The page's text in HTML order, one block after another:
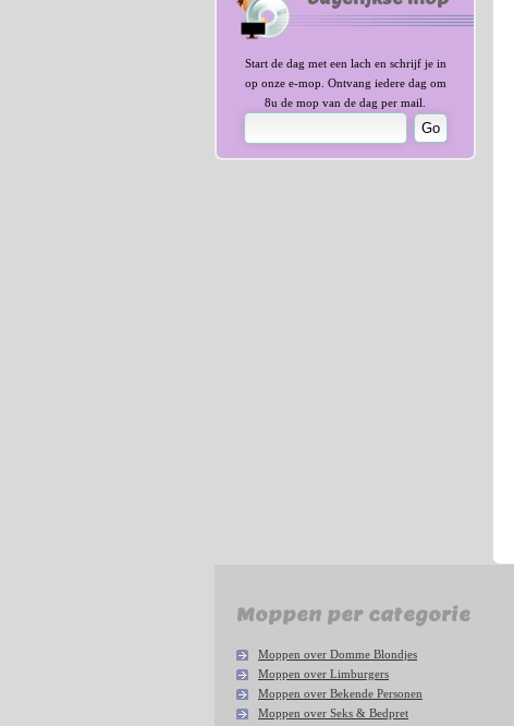
Start de dag met een lach en schrijf je in
op onze e-mop. Ontvang iedere dag om
8u de mop van de dag per mail.
Moppen per categorie
Moppen over Domme Blondjes
Moppen over Limburgers
Moppen over Bekende Personen
Moppen over Seks & Bedpret